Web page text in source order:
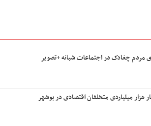
مردم چغادک در اجتماعات شبانه +تصویر
میلیاردی متخلفان اقتصادی در بوشهر